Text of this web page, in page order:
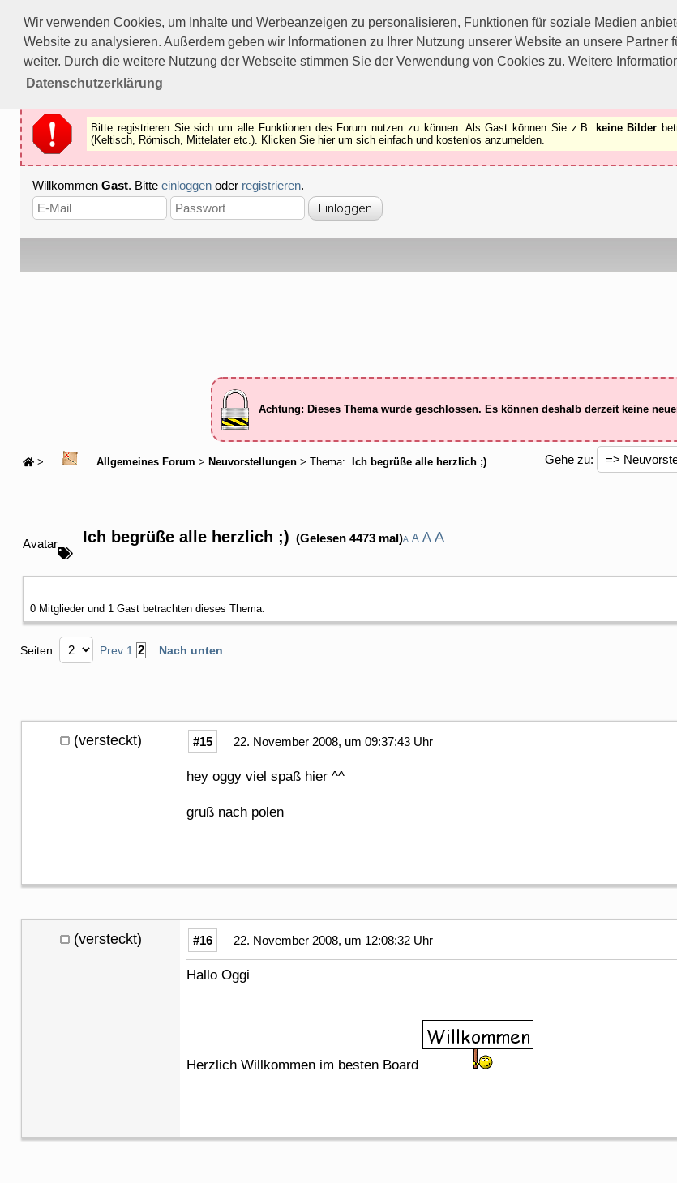
Wir verwenden Cookies, um Inhalte und Werbeanzeigen zu personalisieren, Funktionen für soziale Medien
Website zu analysieren. Außerdem geben wir Informationen zu Ihrer Nutzung unserer Website an unsere Partner
weiter. Durch die weitere Nutzung der Webseite stimmen Sie der Verwendung von Cookies zu. Weitere
Datenschutzerklärung
Bitte registrieren Sie sich um alle Funktionen des Forums nutzen zu können.
Als Gast können Sie z.B.keine Bilderbetrachten.
Registrieren
Schliessen
Bitte registrieren Sie sich um alle Funktionen des Forum nutzen zu können. Als Gast können Sie z.B. keine Bilder
(Keltisch, Römisch, Mittelater etc.). Klicken Sie hier um sich einfach und kostenlos anzumelden.
Willkommen Gast. Bitte einloggen oder registrieren.
Achtung: Dieses Thema wurde geschlossen. Es können deshalb derzeit keine
> Allgemeines Forum > Neuvorstellungen > Thema: Ich begrüße alle herzlich ;) Gehe zu:
Avatar Ich begrüße alle herzlich ;) (Gelesen 4473 mal)A A A A
0 Mitglieder und 1 Gast betrachten dieses Thema.
Seiten: Prev 1 2 Nach unten
(versteckt) #15 22. November 2008, um 09:37:43 Uhr
hey oggy viel spaß hier ^^
gruß nach polen
(versteckt) #16 22. November 2008, um 12:08:32 Uhr
Hallo Oggi
Herzlich Willkommen im besten Board